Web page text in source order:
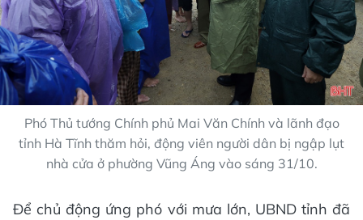
Phó Thủ tướng Chính phủ Mai Văn Chính và lãnh đạo
tỉnh Hà Tĩnh thăm hỏi, động viên người dân bị ngập lụt
nhà cửa ở phường Vũng Áng vào sáng 31/10.
Để chủ động ứng phó với mưa lớn, UBND tỉnh đã